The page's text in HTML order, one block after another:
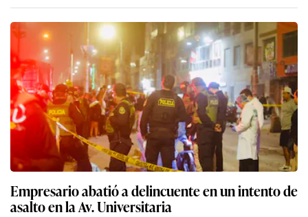
Empresario abatió a delincuente en un intento de
asalto en la Av. Universitaria